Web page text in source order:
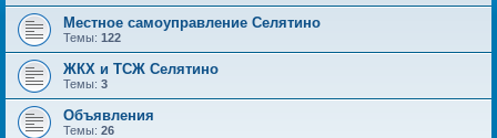
Местное самоуправление Селятино
Темы: 122
ЖКХ и ТСЖ Селятино
Темы: 3
Объявления
Темы: 26